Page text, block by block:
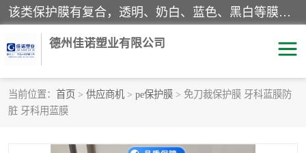
该类保护膜有复合，透明、奶白、蓝色、黑白等膜型。特高粘，高粘，中高粘，中粘，中低粘，低粘等。对于不同的粘力要求有相应的产品相适配。无胶渍残留污染。在较宽的收卷幅度下平整无皱纹，收卷长度大，利于机械化及自动化施工粘贴。为您的产品提供的表面保护解决方案。 产品广泛适用于：铝材、不锈钢、金属、塑料、电子、家电、家具、玻璃、化工材料、装饰材料等。
德州佳诺塑业有限公司
当前位置： 首页 > 供应商机 > pe保护膜 > 免刀裁保护膜 牙科蓝膜防
脏 牙科用蓝膜
pe保护膜